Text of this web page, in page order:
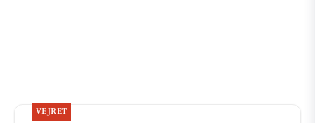
VEJRET